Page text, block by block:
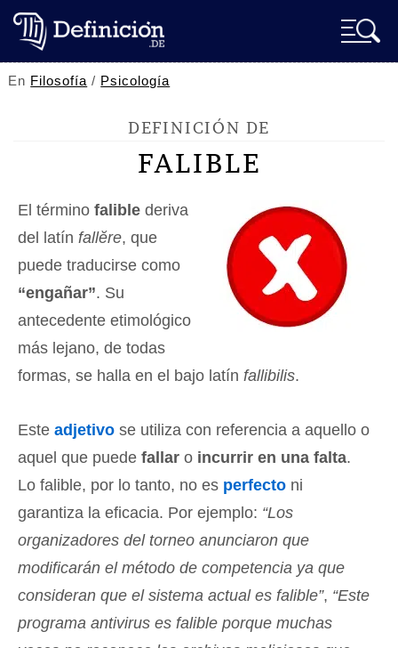
En Filosofía / Psicología
DEFINICIÓN DE
FALIBLE
El término falible deriva
del latín fallĕre, que
puede traducirse como
“engañar”. Su
antecedente etimológico
más lejano, de todas
formas, se halla en el bajo latín fallibilis.
Este adjetivo se utiliza con referencia a aquello o
aquel que puede fallar o incurrir en una falta.
Lo falible, por lo tanto, no es perfecto ni
garantiza la eficacia. Por ejemplo: “Los
organizadores del torneo anunciaron que
modificarán el método de competencia ya que
consideran que el sistema actual es falible”, “Este
programa antivirus es falible porque muchas